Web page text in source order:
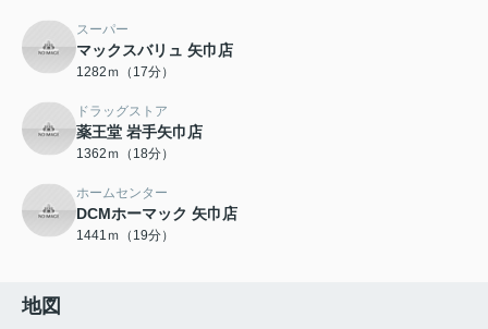
スーパー
マックスバリュ 矢巾店
1282ｍ（17分）
ドラッグストア
薬王堂 岩手矢巾店
1362ｍ（18分）
ホームセンター
DCMホーマック 矢巾店
1441ｍ（19分）
地図